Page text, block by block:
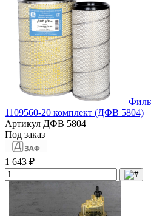
1109560-20 комплект (ДФВ 5804)
Артикул ДФВ 5804
Под заказ
1 643 ₽